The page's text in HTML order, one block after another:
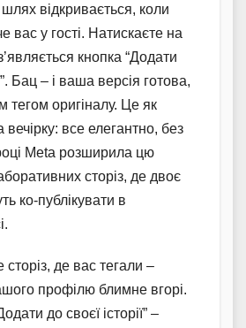
відкривається, коли
вас у гості. Натискаєте на
кнопка “Додати
Бац – і ваша версія готова,
тегом оригіналу. Це як
все елегантно, без
Meta розширила цю
сторіз, де двоє
ко-публікувати в
сторіз, де вас тегали –
профілю блимне вгорі.
до своєї історії” –